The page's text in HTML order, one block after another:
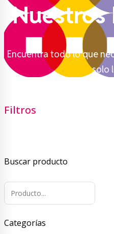
Nuestros
Encuentra todo lo que
solo
Filtros
Buscar producto
Categorías